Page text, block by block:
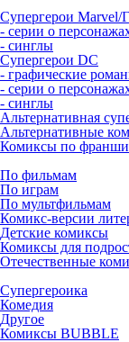
Супергерои Marvel/
- серии о
- синглы
Супергерои DC
- графические
- серии о
- синглы
Альтернативная
Альтернативные
Комиксы по
По фильмам
По играм
По мультфильмам
Комикс-версии
Детские комиксы
Комиксы для
Отечественные
Супергероика
Комедия
Другое
Комиксы BUBBLE